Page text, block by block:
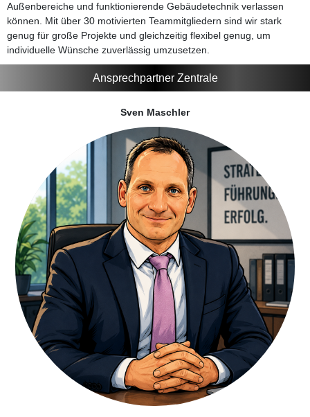
Außenbereiche und funktionierende Gebäudetechnik verlassen
können. Mit über 30 motivierten Teammitgliedern sind wir stark
genug für große Projekte und gleichzeitig flexibel genug, um
individuelle Wünsche zuverlässig umzusetzen.
Ansprechpartner Zentrale
Sven Maschler